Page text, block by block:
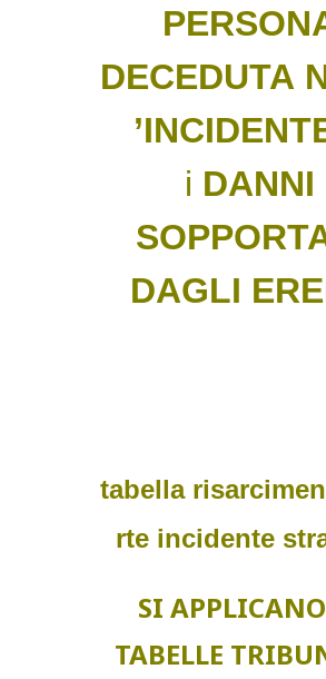
DECEDUTA
i DANNI
DAGLI
tabella
rteincidente
SI
TABELLE